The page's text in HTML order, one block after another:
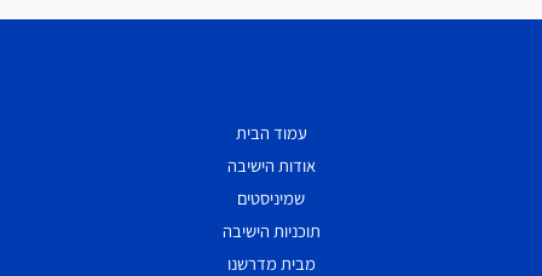
עמוד הבית
אודות הישיבה
שמיניסטים
תוכניות הישיבה
מבית מדרשנו